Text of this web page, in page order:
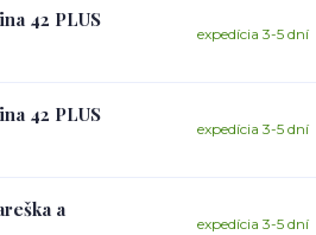
42 PLUS
expedícia 3-5 dní
42 PLUS
expedícia 3-5 dní
a
expedícia 3-5 dní